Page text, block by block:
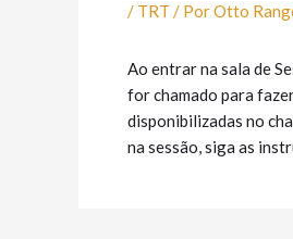
/ TRT / PorOtto
Ao entrar na sala de
for chamado para
disponibilizadas no
na sessão, siga as